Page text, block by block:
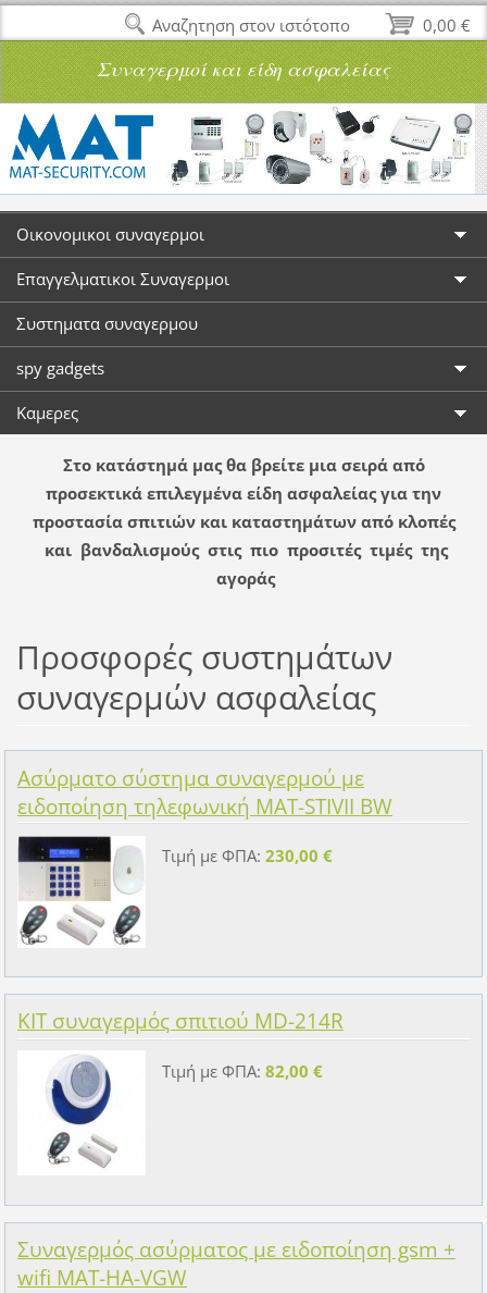
Συναγερμοί και είδη ασφαλείας
Οικονομικοι συναγερμοι
Επαγγελματικοι Συναγερμοι
Συστηματα συναγερμου
spy gadgets
Καμερες
Στο κατάστημά μας θα βρείτε μια σειρά από
προσεκτικά επιλεγμένα είδη ασφαλείας για την
προστασία σπιτιών και καταστημάτων από κλοπές
και βανδαλισμούς στις πιο προσιτές τιμές της
αγοράς
Προσφορές συστημάτων
συναγερμών ασφαλείας
Ασύρματο σύστημα συναγερμού με
ειδοποίηση τηλεφωνική MAT-STIVII BW
Τιμή με ΦΠΑ: 230,00 €
KIT συναγερμός σπιτιού MD-214R
Τιμή με ΦΠΑ: 82,00 €
Συναγερμός ασύρματος με ειδοποίηση gsm +
wifi MAT-HA-VGW
0,00 €
Αναζητηση στον ιστότοπο